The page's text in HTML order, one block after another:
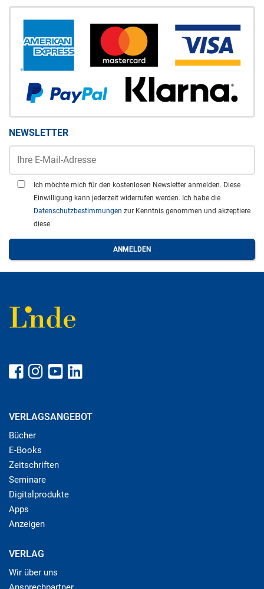
NEWSLETTER
Ich möchte mich für den kostenlosen Newsletter anmelden. Diese
Einwilligung kann jederzeit widerrufen werden. Ich habe die
Datenschutzbestimmungen zur Kenntnis genommen und akzeptiere
diese.
VERLAGSANGEBOT
Bücher
E-Books
Zeitschriften
Seminare
Digitalprodukte
Apps
Anzeigen
VERLAG
Wir über uns